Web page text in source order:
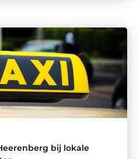
bij lokale